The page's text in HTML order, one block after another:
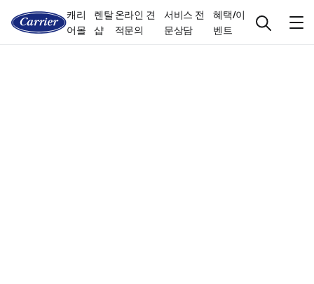
캐리
어몰
렌탈
샵
온라인 견
적문의
서비스 전
문상담
혜택/이
벤트